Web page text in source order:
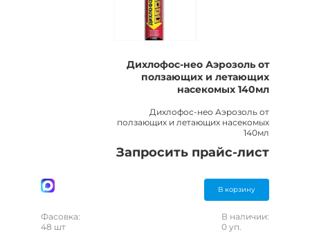
Дихлофос-нео Аэрозоль от
ползающих и летающих
насекомых 140мл
Дихлофос-нео Аэрозоль от
ползающих и летающих насекомых
140мл
Запросить прайс-лист
В корзину
Фасовка:
48 шт
В наличии:
0 уп.